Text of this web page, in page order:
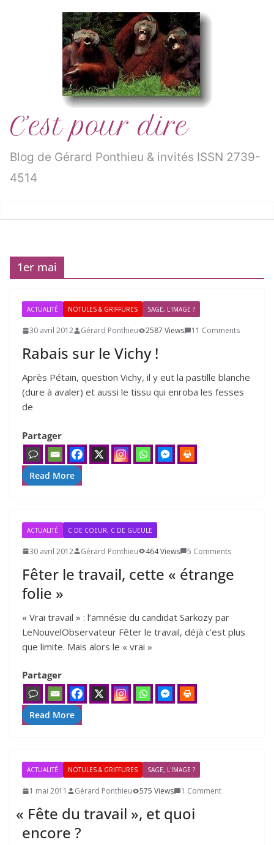
C’est pour dire
Blog de Gérard Ponthieu & invités ISSN 2739-
4514
1er mai
ACTUALITÉ NOTULES & GRIFFURES SAGE, L'IMAGE ?
30 avril 2012 Gérard Ponthieu 2587 Views 11 Comments
Rabais sur le Vichy !
Après Pétain, ques­tion Vichy, il y eut la pas­tille blanche
(dure à ava­ler) et aus­si le tis­su qui enro­ba les fesses
de
Partager
Read More
ACTUALITÉ C DE COEUR, C DE GUEULE
30 avril 2012 Gérard Ponthieu 464 Views 5 Comments
Fêter le travail, cette « étrange
folie »
« Vrai tra­vail » : l’a­mné­sie du can­di­dat Sarkozy par
LeNouvelObservateur Fêter le tra­vail, déjà c’est plus
que limite. Mais alors le « vrai »
Partager
Read More
ACTUALITÉ NOTULES & GRIFFURES SAGE, L'IMAGE ?
1 mai 2011 Gérard Ponthieu 575 Views 1 Comment
« Fête du travail », et quoi
encore ?